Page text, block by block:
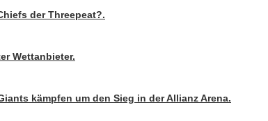
der Threepeat?.
Wettanbieter.
kämpfen um den Sieg in der Allianz Arena.